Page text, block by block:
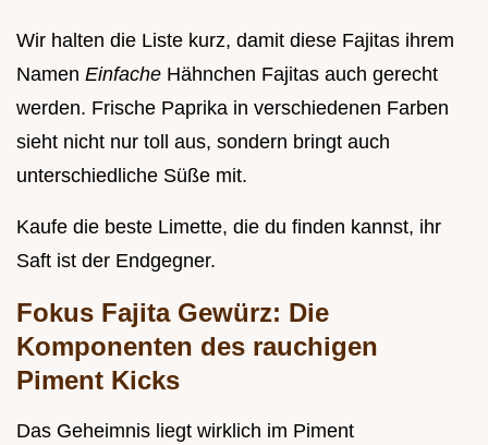
Wir halten die Liste kurz, damit diese Fajitas ihrem
Namen Einfache Hähnchen Fajitas auch gerecht
werden. Frische Paprika in verschiedenen Farben
sieht nicht nur toll aus, sondern bringt auch
unterschiedliche Süße mit.
Kaufe die beste Limette, die du finden kannst, ihr
Saft ist der Endgegner.
Fokus Fajita Gewürz: Die
Komponenten des rauchigen
Piment Kicks
Das Geheimnis liegt wirklich im Piment